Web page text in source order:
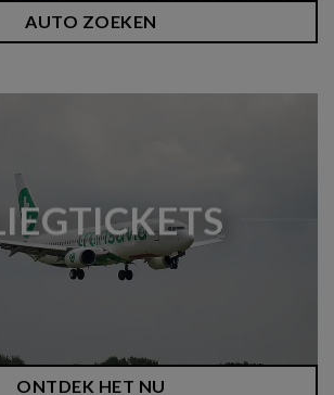
AUTO ZOEKEN
ONTDEK HET NU